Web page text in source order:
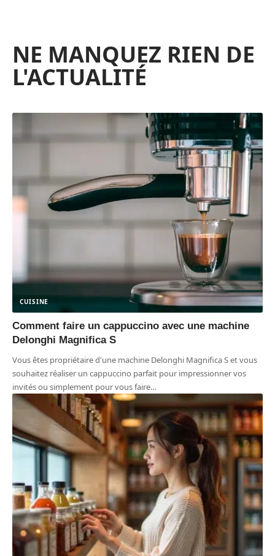
NE MANQUEZ RIEN DE
L'ACTUALITÉ
CUISINE
Comment faire un cappuccino avec une machine
Delonghi Magnifica S
Vous êtes propriétaire d'une machine Delonghi Magnifica S et vous
souhaitez réaliser un cappuccino parfait pour impressionner vos
invités ou simplement pour vous faire…